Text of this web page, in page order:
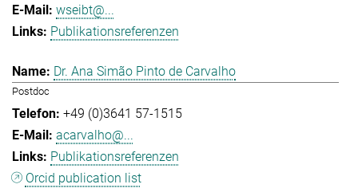
wseibt@...
Publikationsreferenzen
Dr. Ana Simão Pinto de Carvalho
Postdoc
+49 (0)3641 57-1515
acarvalho@...
Publikationsreferenzen
Orcid publication list